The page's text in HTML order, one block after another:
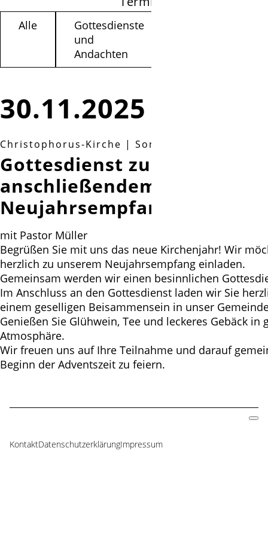
30.11.2025
Alle
Gottesdienste
und
Andachten
Christophorus-Kirche | Sonntag, 30.11.2025,
Gottesdienst zum 1.
anschließendem
Neujahrsempfang
mit Pastor Müller
Begrüßen Sie mit uns das neue Kirchenjahr! Wir
herzlich zu unserem Neujahrsempfang einladen.
Gemeinsam werden wir einen besinnlichen
Im Anschluss an den Gottesdienst laden wir Sie
einem geselligen Beisammensein in unser
Genießen Sie Glühwein, Tee und leckeres Gebäck in
Atmosphäre.
Wir freuen uns auf Ihre Teilnahme und darauf
Beginn der Adventszeit zu feiern.
Navigation
KontaktDatenschutzerklärungImpressum